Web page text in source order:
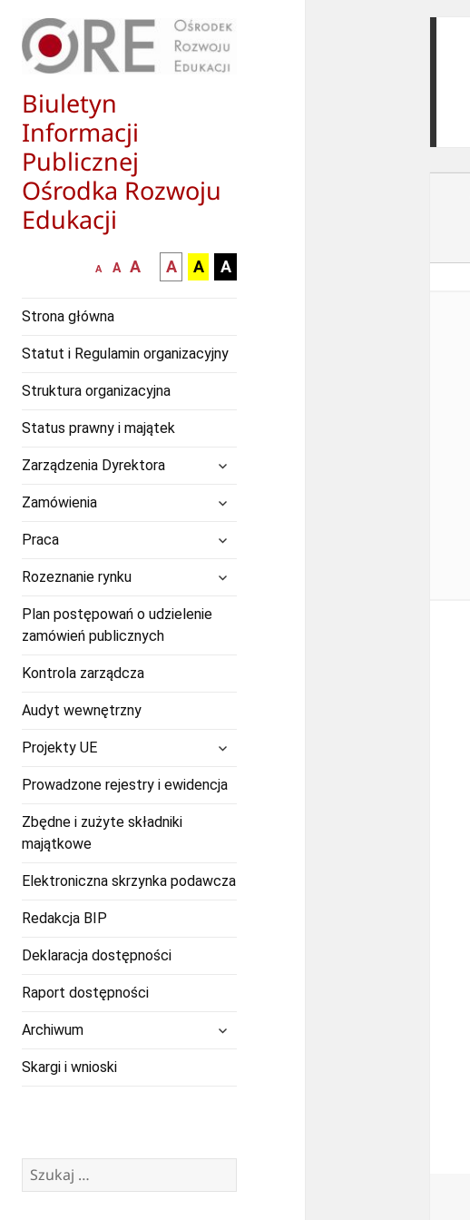
Biuletyn
Informacji
Publicznej
Ośrodka Rozwoju
Edukacji
mniejsza
A
normalna
A
większa-
czcionka
A
kontrast
czarny
białym
A
kontrast
czarny
zółtym
A
kontrast
żółty
A
Strona główna
Statut i Regulamin organizacyjny
Struktura organizacyjna
Status prawny i majątek
Zarządzenia Dyrektora
rozwiń
menu
Zamówienia
Praca
Rozeznanie rynkurozwiń
menu
potomne
Plan postępowań o udzielenie
zamówień publicznych
Kontrola zarządcza
Audyt wewnętrzny
Projekty UE
potomne
Prowadzone rejestry i ewidencja
Zbędne i zużyte składniki
majątkowe
Elektroniczna skrzynka podawcza
Redakcja BIP
Deklaracja dostępności
Raport dostępności
Archiwum
Skargi i wnioski
Szukaj: